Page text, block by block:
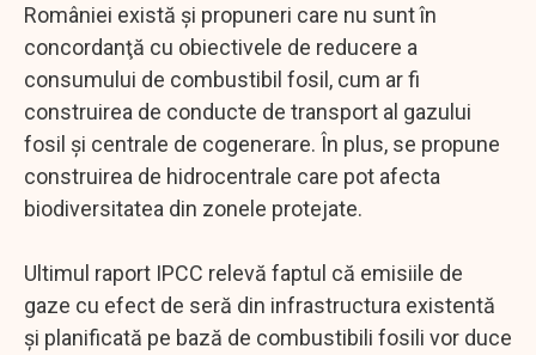
României există şi propuneri care nu sunt în
concordanţă cu obiectivele de reducere a
consumului de combustibil fosil, cum ar fi
construirea de conducte de transport al gazului
fosil şi centrale de cogenerare. În plus, se propune
construirea de hidrocentrale care pot afecta
biodiversitatea din zonele protejate.
Ultimul raport IPCC relevă faptul că emisiile de
gaze cu efect de seră din infrastructura existentă
şi planificată pe bază de combustibili fosili vor duce